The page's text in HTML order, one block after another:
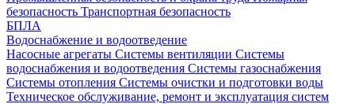
безопасность Транспортная безопасность
БПЛА
Водоснабжение и водоотведение
Насосные агрегаты Системы вентиляции Системы
водоснабжения и водоотведения Системы газоснабжения
Системы отопления Системы очистки и подготовки воды
Техническое обслуживание, ремонт и эксплуатация систем